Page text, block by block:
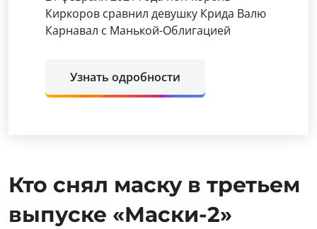
Киркоров сравнил девушку Крида Валю
Карнавал с Манькой-Облигацией
Узнать одробности
Кто снял маску в третьем
выпуске «Маски-2»